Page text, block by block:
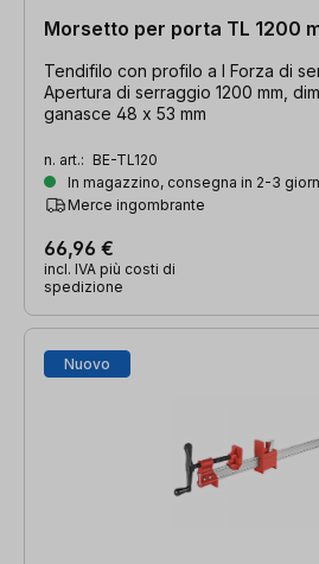
Morsetto per porta TL 1200
Tendifilo con profilo a I Forza di
Apertura di serraggio 1200 mm,
ganasce 48 x 53 mm
n. art.: BE-TL120
In magazzino, consegna in 2-3
Merce ingombrante
66,96 €
incl. IVA più costi di
spedizione
Nuovo